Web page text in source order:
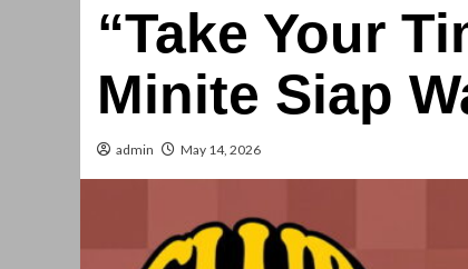
“Take Your
Minite Siap
admin May 14, 2026